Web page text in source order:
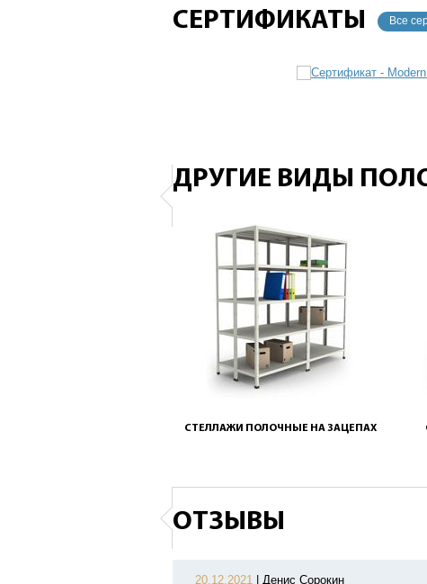
СЕРТИФИКАТЫ Все
ДРУГИЕ ВИДЫ
СТЕЛЛАЖИ ПОЛОЧНЫЕ НА ЗАЦЕПАХ
ОТЗЫВЫ
20.12.2021 Денис Сорокин